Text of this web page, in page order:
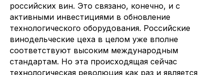
российских вин. Это связано, конечно, и с
активными инвестициями в обновление
технологического оборудования. Российские
винодельческие цеха в целом уже вполне
соответствуют высоким международным
стандартам. Но эта происходящая сейчас
технологическая революция как раз и является